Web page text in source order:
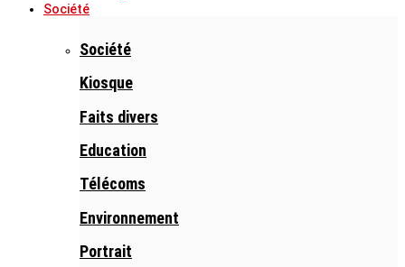
Société
Société
Kiosque
Faits divers
Education
Télécoms
Environnement
Portrait